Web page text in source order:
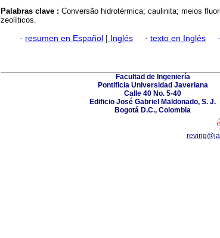
Palabras clave : Conversão hidrotérmica; caulinita; meios
zeolíticos.
· resumen en Español | Inglés · texto en Inglés ·
Facultad de Ingeniería
Pontificia Universidad Javeriana
Calle 40 No. 5-40
Edificio José Gabriel Maldonado, S. J.
Bogotá D.C., Colombia